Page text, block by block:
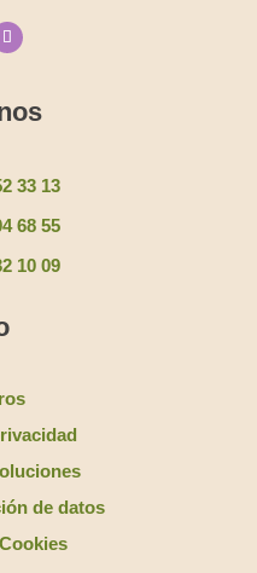
33 13
68 55
10 09
de datos